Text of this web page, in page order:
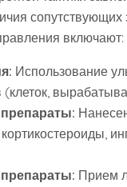
включают:
Использование
(клеток,
Прием